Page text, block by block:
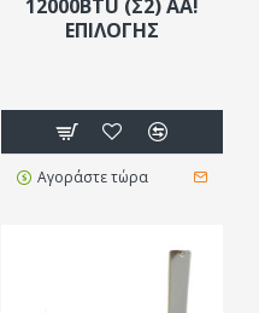
12000BTU (Σ2) ΑΑ!
ΕΠΙΛΟΓΗΣ
Αγοράστε τώρα